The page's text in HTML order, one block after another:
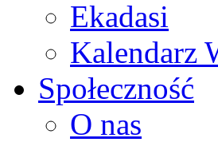
Ekadasi
Kalendarz
Społeczność
O nas